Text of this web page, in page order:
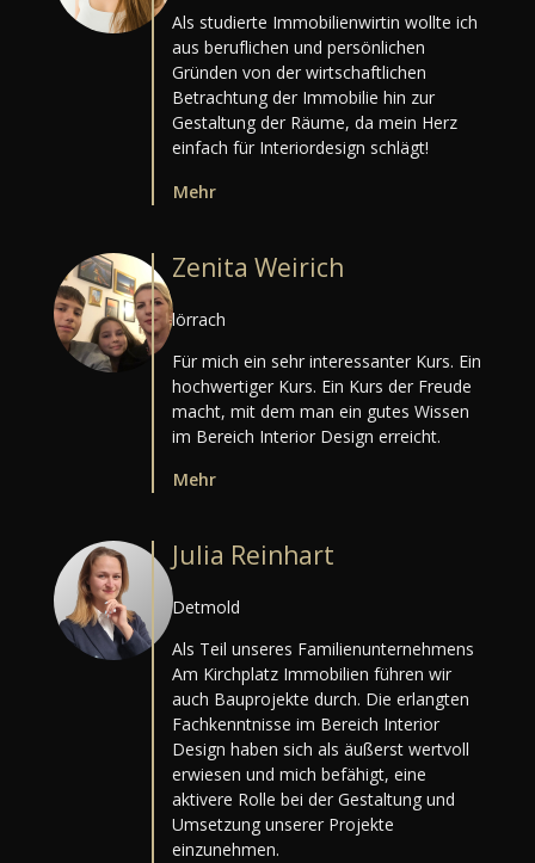
Als studierte Immobilienwirtin wollte ich
aus beruflichen und persönlichen
Gründen von der wirtschaftlichen
Betrachtung der Immobilie hin zur
Gestaltung der Räume, da mein Herz
einfach für Interiordesign schlägt!
Mehr
Zenita Weirich
lörrach
Für mich ein sehr interessanter Kurs. Ein
hochwertiger Kurs. Ein Kurs der Freude
macht, mit dem man ein gutes Wissen
im Bereich Interior Design erreicht.
Mehr
Julia Reinhart
Detmold
Als Teil unseres Familienunternehmens
Am Kirchplatz Immobilien führen wir
auch Bauprojekte durch. Die erlangten
Fachkenntnisse im Bereich Interior
Design haben sich als äußerst wertvoll
erwiesen und mich befähigt, eine
aktivere Rolle bei der Gestaltung und
Umsetzung unserer Projekte
einzunehmen.